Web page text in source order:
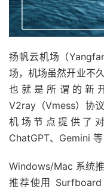
扬帆云机场（
场，机场虽然开业不
也就是所谓的新
V2ray（Vmess）协
机场节点提供了
ChatGPT、Gemini 等
Windows/Mac 系统
推荐使用 Surfboard